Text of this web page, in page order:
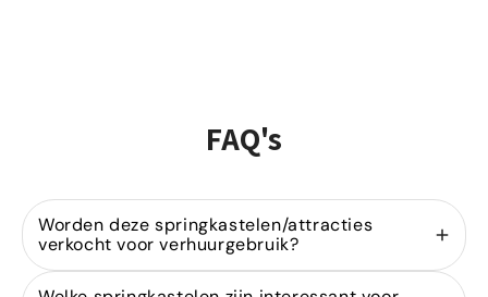
FAQ's
Worden deze springkastelen/attracties
verkocht voor verhuurgebruik?
Ja, wij zijn gespecialiseerd in de